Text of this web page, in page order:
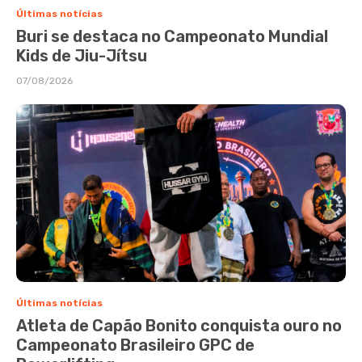
Últimas notícias
Buri se destaca no Campeonato Mundial
Kids de Jiu-Jítsu
07/08/2026
Últimas notícias
Atleta de Capão Bonito conquista ouro no
Campeonato Brasileiro GPC de